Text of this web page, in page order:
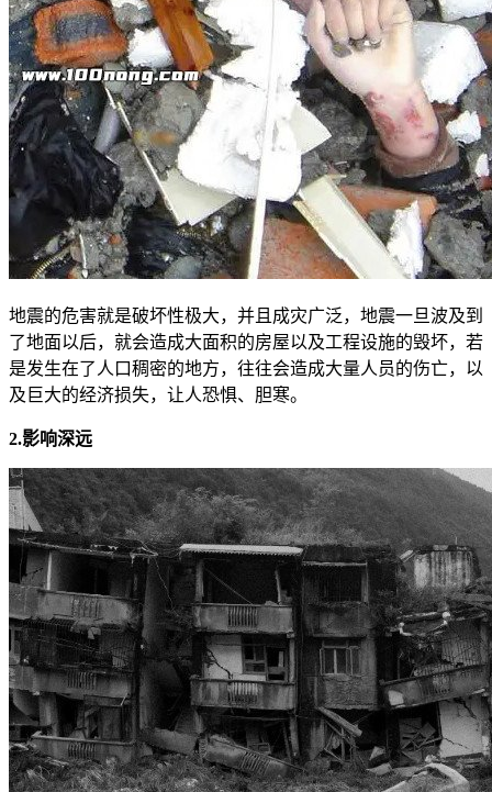
地震的危害就是破坏性极大，并且成灾广泛，地震一旦波及到
了地面以后，就会造成大面积的房屋以及工程设施的毁坏，若
是发生在了人口稠密的地方，往往会造成大量人员的伤亡，以
及巨大的经济损失，让人恐惧、胆寒。
2.影响深远